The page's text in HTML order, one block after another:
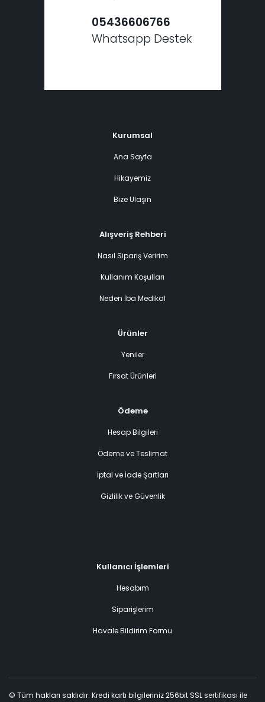
05436606766
Whatsapp Destek
Kurumsal
Ana Sayfa
Hikayemiz
Bize Ulaşın
Alışveriş Rehberi
Nasıl Sipariş Veririm
Kullanım Koşulları
Neden İba Medikal
Ürünler
Yeniler
Fırsat Ürünleri
Ödeme
Hesap Bilgileri
Ödeme ve Teslimat
İptal ve İade Şartları
Gizlilik ve Güvenlik
Kullanıcı İşlemleri
Hesabım
Siparişlerim
Havale Bildirim Formu
© Tüm hakları saklıdır. Kredi kartı bilgileriniz 256bit SSL sertifikası ile